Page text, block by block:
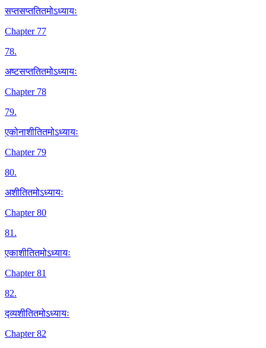
सप्तसप्ततितमोऽध्यायः
Chapter 77
78.
अष्टसप्ततितमोऽध्यायः
Chapter 78
79.
एकोनाशीतितमोऽध्यायः
Chapter 79
80.
अशीतितमोऽध्यायः
Chapter 80
81.
एकाशीतितमोऽध्यायः
Chapter 81
82.
द्व्यशीतितमोऽध्यायः
Chapter 82